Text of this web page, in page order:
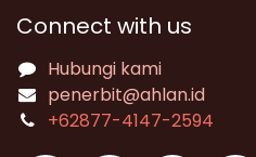
Connect with us
Hubungi kami
penerbit@ahlan.id
+62877-4147-2594